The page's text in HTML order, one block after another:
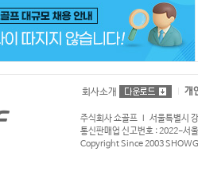
회사소개 개
주식회사 쇼골프 l 서울특별시
통신판매업 신고번호 : 2022-
Copyright Since 2003